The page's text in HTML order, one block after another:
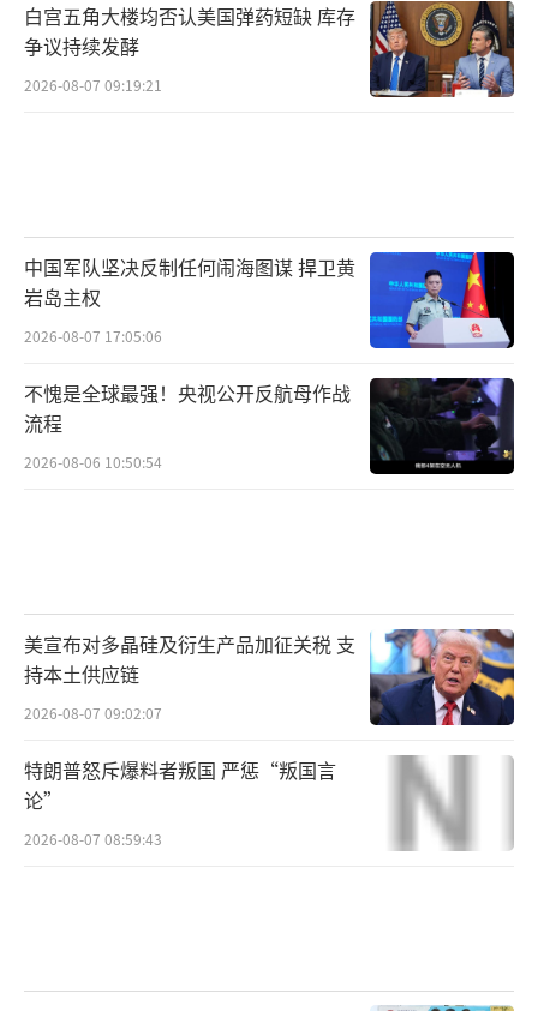
白宫五角大楼均否认美国弹药短缺 库存
争议持续发酵
2026-08-07 09:19:21
中国军队坚决反制任何闹海图谋 捍卫黄
岩岛主权
2026-08-07 17:05:06
不愧是全球最强！央视公开反航母作战
流程
2026-08-06 10:50:54
美宣布对多晶硅及衍生产品加征关税 支
持本土供应链
2026-08-07 09:02:07
特朗普怒斥爆料者叛国 严惩“叛国言
论”
2026-08-07 08:59:43